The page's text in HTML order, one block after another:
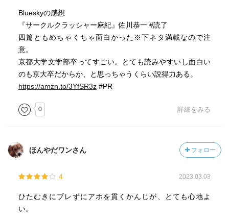
Blueskyの感想
『サークルクラッシャー麻紀』佐川恭一 #読了
四篇ともめちゃくちゃ面白かった※下ネタ満載なので注
意。
京都大学文学部卒ってすごい。とても読みやすいし面白い
のも京大卒だからか、と思っちゃうくらい説得力ある。
https://amzn.to/3YfSR3z#PR
0 詳細をみる
ほんやだワンさん フォロー
4 2023.03.03
ひたむきにブレずにアホを貫くかんじが、とても心地よ
い。